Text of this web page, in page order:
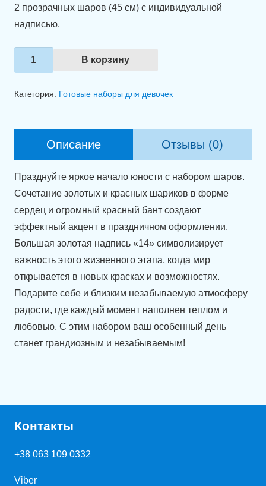
2 прозрачных шаров (45 см) с индивидуальной
надписью.
Количество
товара
ярких
красках"
В корзину
Категория: Готовые наборы для девочек
Описание Отзывы (0)
Празднуйте яркое начало юности с набором шаров.
Сочетание золотых и красных шариков в форме
сердец и огромный красный бант создают
эффектный акцент в праздничном оформлении.
Большая золотая надпись «14» символизирует
важность этого жизненного этапа, когда мир
открывается в новых красках и возможностях.
Подарите себе и близким незабываемую атмосферу
радости, где каждый момент наполнен теплом и
любовью. С этим набором ваш особенный день
станет грандиозным и незабываемым!
Контакты
+38 063 109 0332
Viber